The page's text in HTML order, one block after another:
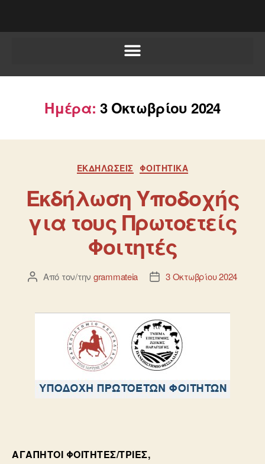
Ημέρα: 3 Οκτωβρίου 2024
ΕΚΔΗΛΏΣΕΙΣ ΦΟΙΤΗΤΙΚΆ
Εκδήλωση Υποδοχής
για τους Πρωτοετείς
Φοιτητές
Από τον/την grammateia 3 Οκτωβρίου 2024
ΑΓΑΠΗΤΟΊ ΦΟΙΤΗΤΈΣ/ΤΡΙΕΣ,